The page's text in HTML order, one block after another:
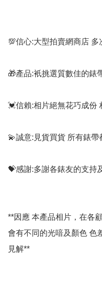
💯信心:大型拍賣網商店
🎁產品:衹挑選質數佳的錶
💓信賴:相片絕無花巧成份
💫誠意:見貨買貨 所有錶
💝感謝:多謝各錶友的支持
**因應 本產品相片，在各
會有不同的光喑及顏色 色